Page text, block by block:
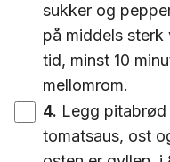
sukker og
på middels sterk
tid, minst 10
mellomrom.
4. Legg
tomatsaus, ost